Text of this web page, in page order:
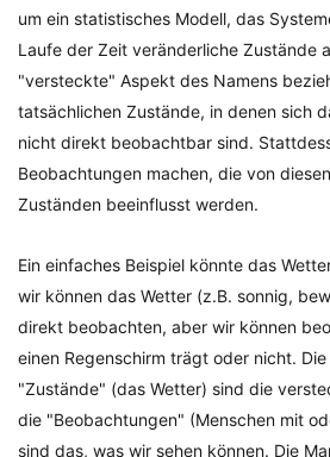
um ein statistisches Modell, das
Laufe der Zeit veränderliche Zustände
"versteckte" Aspekt des Namens
tatsächlichen Zustände, in denen sich
nicht direkt beobachtbar sind.
Beobachtungen machen, die von
Zuständen beeinflusst werden.
Ein einfaches Beispiel könnte das
wir können das Wetter (z.B. sonnig,
direkt beobachten, aber wir können
einen Regenschirm trägt oder nicht.
"Zustände" (das Wetter) sind die
die "Beobachtungen" (Menschen mit
sind das, was wir sehen können. Die